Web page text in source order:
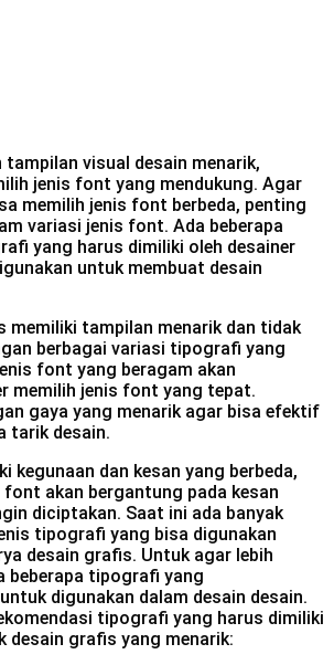
visual desain menarik,
jenis font yang mendukung. Agar
memilih jenis font berbeda, penting
variasi jenis font. Ada beberapa
yang harus dimiliki oleh desainer
untuk membuat desain
memiliki tampilan menarik dan tidak
berbagai variasi tipografi yang
font yang beragam akan
memilih jenis font yang tepat.
gaya yang menarik agar bisa efektif
tarik desain.
kegunaan dan kesan yang berbeda,
akan bergantung pada kesan
diciptakan. Saat ini ada banyak
tipografi yang bisa digunakan
desain grafis. Untuk agar lebih
beberapa tipografi yang
digunakan dalam desain desain.
tipografi yang harus dimiliki
desain grafis yang menarik: